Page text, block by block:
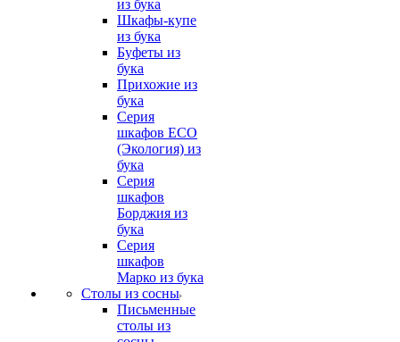
из бука
Шкафы-купе
из бука
Буфеты из
бука
Прихожие из
бука
Серия
шкафов ECO
(Экология) из
бука
Серия
шкафов
Борджия из
бука
Серия
шкафов
Марко из бука
Столы из сосны
Письменные
столы из